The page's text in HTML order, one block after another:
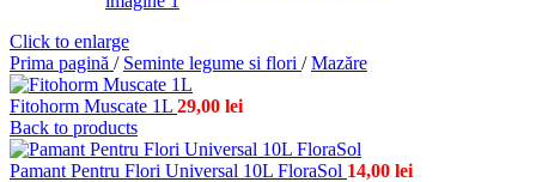
Click to enlarge
Prima pagină / Seminte legume si flori / Mazăre
Fitohorm Muscate 1L 29,00 lei
Back to products
Pamant Pentru Flori Universal 10L FloraSol 14,00 lei